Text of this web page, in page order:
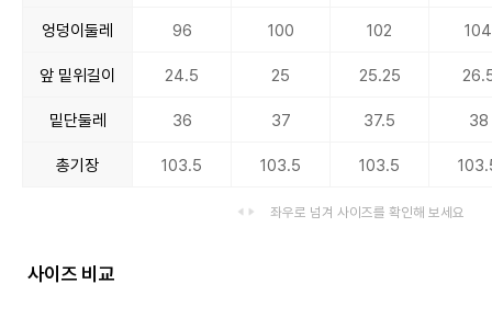
엉덩이둘레 96 100 102 104
앞 밑위길이 24.5 25 25.25
밑단둘레 36 37 37.5 38
총기장 103.5 103.5 103.5
좌우로 넘겨 사이즈를 확인해 보세요
사이즈 비교